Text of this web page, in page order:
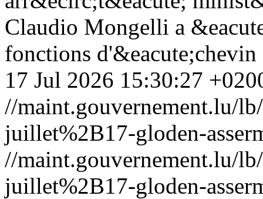
Claudio Mongelli a
fonctions d'&eacute;chevin
17 Jul 2026 15:30:27
//maint.gouvernement.lu/
juillet%2B17-gloden-
//maint.gouvernement.lu/
juillet%2B17-gloden-